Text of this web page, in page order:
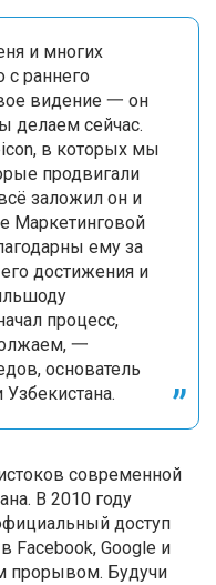
и многих
с раннего
видение 一 он
делаем сейчас.
в которых мы
продвигали
заложил он и
Маркетинговой
ему за
достижения и
процесс,
一
основатель
современной
В 2010 году
доступ
Facebook, Google и
прорывом. Будучи